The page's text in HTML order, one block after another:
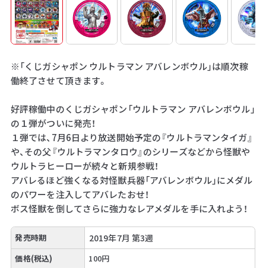
※「くじガシャポン ウルトラマン アバレンボウル」は順次稼
働終了させて頂きます。
好評稼働中のくじガシャポン「ウルトラマン アバレンボウル」
の１弾がついに発売！
１弾では、7月6日より放送開始予定の『ウルトラマンタイガ』
や、その父『ウルトラマンタロウ』のシリーズなどから怪獣や
ウルトラヒーローが続々と新規参戦！
アバレるほど強くなる対怪獣兵器「アバレンボウル」にメダル
のパワーを注入してアバレたおせ！
ボス怪獣を倒してさらに強力なレアメダルを手に入れよう！
発売時期 2019年7月 第3週
価格(税込)
100円